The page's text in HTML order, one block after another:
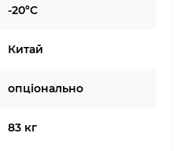
-20°C
Китай
опціонально
83 кг